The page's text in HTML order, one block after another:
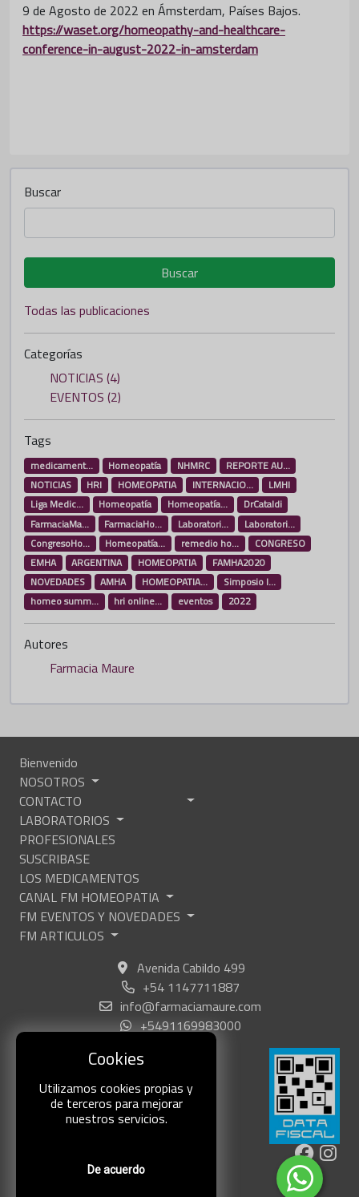
Cookies
Utilizamos cookies propias y
de terceros para mejorar
nuestros servicios.
De acuerdo
9 de Agosto de 2022 en Ámsterdam, Países Bajos.
https://waset.org/homeopathy-and-healthcare-
conference-in-august-2022-in-amsterdam
Buscar
Buscar
Todas las publicaciones
Categorías
NOTICIAS (4)
EVENTOS (2)
Tags
medicament... Homeopatía NHMRC
REPORTE AU...
NOTICIAS
HRI HOMEOPATIA INTERNACIO...
LMHI
Liga Medic...
Homeopatía Homeopatía...
DrCataldi
FarmaciaMa...
FarmaciaHo... Laboratori...
Laboratori...
CongresoHo...
Homeopatía... remedio ho...
CONGRESO
EMHA
ARGENTINA HOMEOPATIA
FAMHA2020
NOVEDADES
AMHA HOMEOPATIA...
Simposio I...
homeo summ...
hri online... eventos 2022
Autores
Farmacia Maure
Bienvenido
NOSOTROS
CONTACTO
LABORATORIOS
PROFESIONALES
SUSCRIBASE
LOS MEDICAMENTOS
CANAL FM HOMEOPATIA
FM EVENTOS Y NOVEDADES
FM ARTICULOS
Avenida Cabildo 499
+54 1147711887
info@farmaciamaure.com
+5491169983000